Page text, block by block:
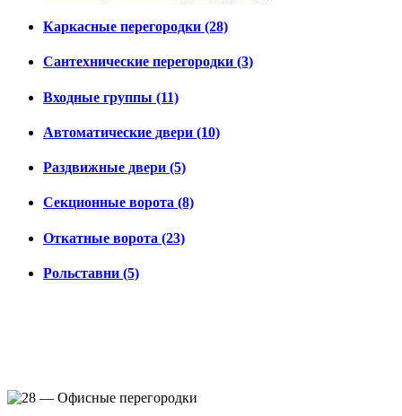
Каркасные перегородки (28)
Сантехнические перегородки (3)
Входные группы (11)
Автоматические двери (10)
Раздвижные двери (5)
Секционные ворота (8)
Откатные ворота (23)
Рольставни (5)